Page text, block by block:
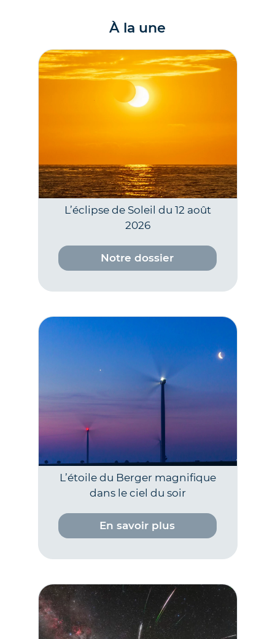
À la une
L’éclipse de Soleil du 12 août
2026
Notre dossier
L’étoile du Berger magnifique
dans le ciel du soir
En savoir plus